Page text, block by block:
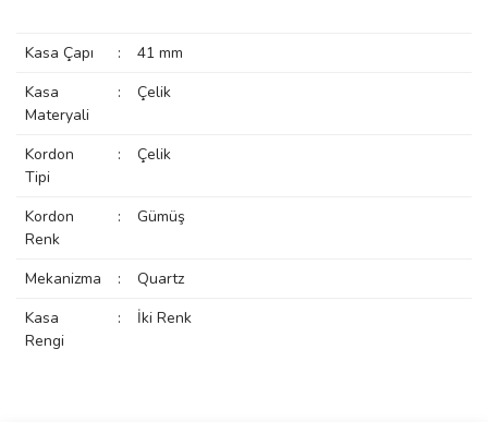
Kasa Çapı :
41 mm
Kasa
Materyali
: Çelik
Kordon
Tipi
: Çelik
Kordon
Renk
: Gümüş
Mekanizma :
Quartz
Kasa
Rengi
: İki Renk